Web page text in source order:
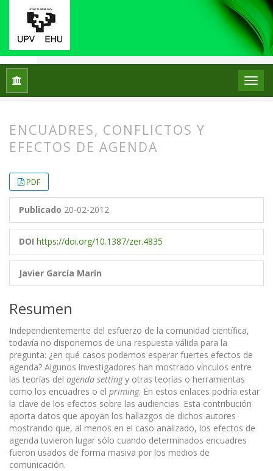
Inicio
ENCUADRES, CONFLICTOS Y
EFECTOS DE AGENDA
PDF
Publicado 20-02-2012
DOI https://doi.org/10.1387/zer.4835
Javier García Marín
Resumen
Independientemente del esfuerzo de la comunidad científica,
todavía no disponemos de una respuesta válida para la
pregunta: ¿en qué casos podemos esperar fuertes efectos de
agenda? Algunos investigadores han mostrado vínculos entre
las teorías del agenda settingy otras teorías o herramientas
como los encuadres o el priming. En estos enlaces podría estar
la clave de los efectos sobre las audiencias. Esta contribución
aporta datos que apoyan los hallazgos de dichos autores
mostrando que, al menos en el caso analizado, los efectos de
agenda tuvieron lugar sólo cuando determinados encuadres
fueron usados de forma masiva por los medios de
comunicación.